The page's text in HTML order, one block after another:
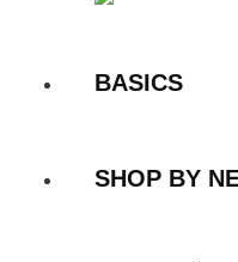
BASICS
SHOP BY